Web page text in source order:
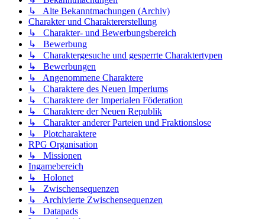
↳ Alte Bekanntmachungen (Archiv)
Charakter und Charaktererstellung
↳ Charakter- und Bewerbungsbereich
↳ Bewerbung
↳ Charaktergesuche und gesperrte Charaktertypen
↳ Bewerbungen
↳ Angenommene Charaktere
↳ Charaktere des Neuen Imperiums
↳ Charaktere der Imperialen Föderation
↳ Charaktere der Neuen Republik
↳ Charakter anderer Parteien und Fraktionslose
↳ Plotcharaktere
RPG Organisation
↳ Missionen
Ingamebereich
↳ Holonet
↳ Zwischensequenzen
↳ Archivierte Zwischensequenzen
↳ Datapads